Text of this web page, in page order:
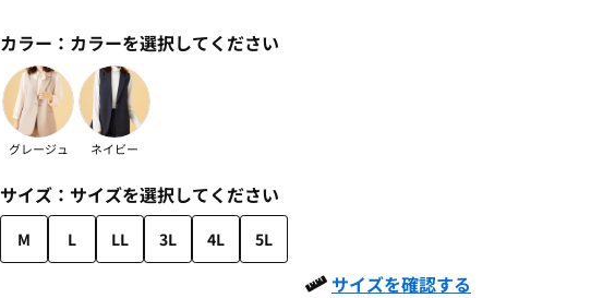
カラー： カラーを選択してください
グレージュ ネイビー
サイズ： サイズを選択してください
M L LL 3L 4L 5L
サイズを確認する